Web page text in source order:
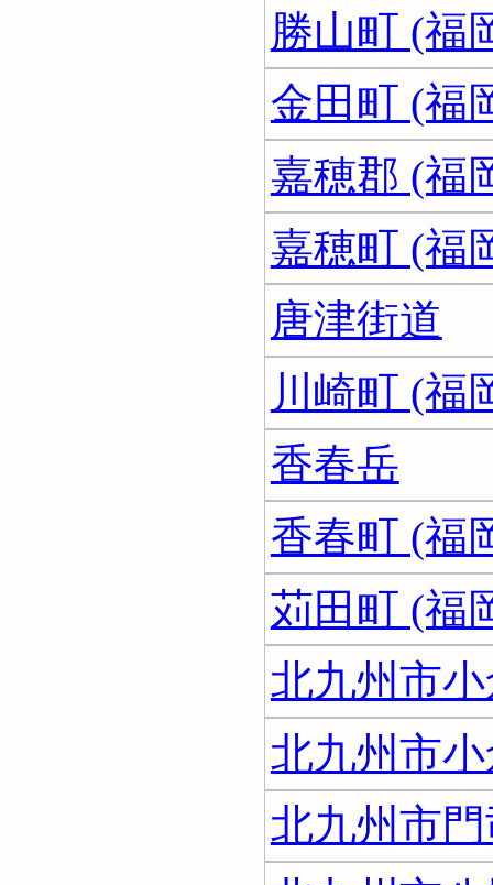
勝山町 (福
金田町 (福
嘉穂郡 (福
嘉穂町 (福
唐津街道
川崎町 (福
香春岳
香春町 (福
苅田町 (福
北九州市
北九州市
北九州市